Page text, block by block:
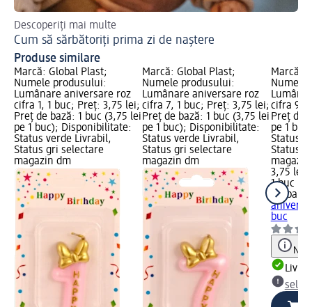
Descoperiți mai multe
Cum să sărbătoriți prima zi de naștere
Produse similare
Marcă: Global Plast;
Numele produsului:
Lumânare aniversare roz
cifra 1, 1 buc; Preț: 3,75 lei;
Preț de bază: 1 buc (3,75 lei
pe 1 buc); Disponibilitate:
Status verde Livrabil,
Status gri selectare
magazin dm
Marcă: Global Plast;
Numele produsului:
Lumânare aniversare roz
cifra 7, 1 buc; Preț: 3,75 lei;
Preț de bază: 1 buc (3,75 lei
pe 1 buc); Disponibilitate:
Status verde Livrabil,
Status gri selectare
magazin dm
Marcă:
Numele
cifra 9,
Preț de
pe 1
Status
Status
3,75 lei
1 buc
Global
buc
Notă